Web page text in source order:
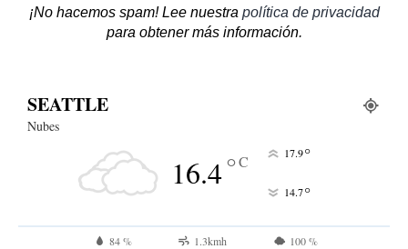
¡No hacemos spam! Lee nuestra política de privacidad
para obtener más información.
SEATTLE
Nubes
16.4°C 17.9°
14.7°
84 % 1.3kmh 100 %